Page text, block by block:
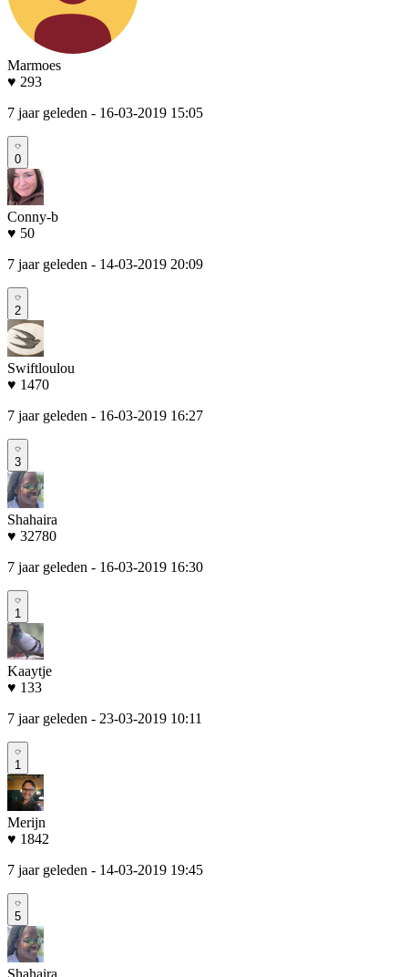
Marmoes
♥ 293
7 jaar geleden - 16-03-2019 15:05
0
Conny-b
♥ 50
7 jaar geleden - 14-03-2019 20:09
2
Swiftloulou
♥ 1470
7 jaar geleden - 16-03-2019 16:27
3
Shahaira
♥ 32780
7 jaar geleden - 16-03-2019 16:30
1
Kaaytje
♥ 133
7 jaar geleden - 23-03-2019 10:11
1
Merijn
♥ 1842
7 jaar geleden - 14-03-2019 19:45
5
Shahaira